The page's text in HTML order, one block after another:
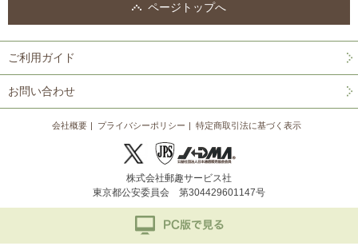
ページトップへ
ご利用ガイド
お問い合わせ
会社概要 プライバシーポリシー 特定商取引法に基づく表示
株式会社郵趣サービス社
東京都公安委員会 第304429601147号